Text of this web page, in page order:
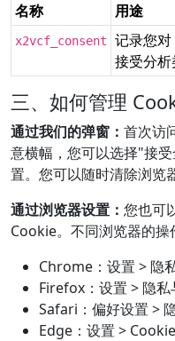
名称 用途
x2vcf_consent
记录您
接受分析
三、如何管理
通过我们的弹窗： 首次访
意横幅，您可以选择"接
置。您可以随时清除浏览
通过浏览器设置： 您也可
Cookie。不同浏览器的操
Chrome：设置 > 隐
Firefox：设置 > 隐
Safari：偏好设置 >
Edge：设置 >